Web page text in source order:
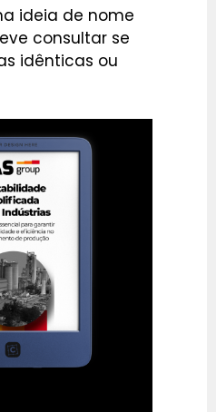
ideia de nome
consultar se
idênticas ou